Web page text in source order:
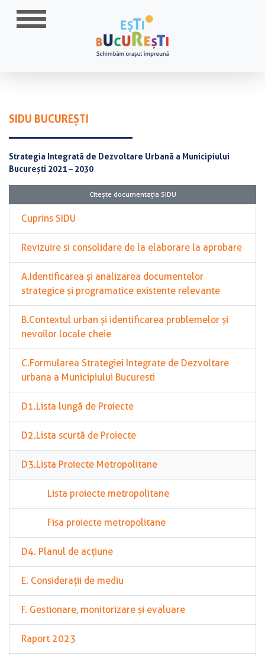
SIDU BUCUREȘTI
Strategia Integrată de Dezvoltare Urbană a Municipiului
București 2021 – 2030
Citește documentația SIDU
Cuprins SIDU
Revizuire si consolidare de la elaborare la aprobare
A.Identificarea și analizarea documentelor
strategice și programatice existente relevante
B.Contextul urban și identificarea problemelor și
nevoilor locale cheie
C.Formularea Strategiei Integrate de Dezvoltare
urbana a Municipiului Bucuresti
D1.Lista lungă de Proiecte
D2.Lista scurtă de Proiecte
D3.Lista Proiecte Metropolitane
Lista proiecte metropolitane
Fisa proiecte metropolitane
D4. Planul de acțiune
E. Considerații de mediu
F. Gestionare, monitorizare și evaluare
Raport 2023